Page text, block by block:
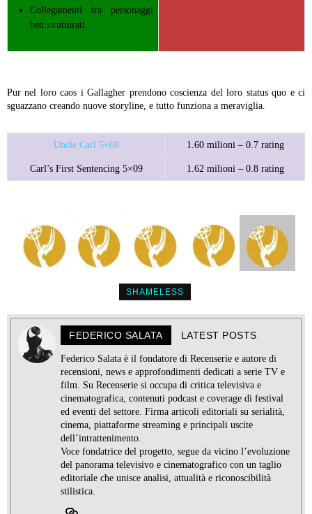
Collegamenti tra personaggi
ben strutturati
Pur nel loro caos i Gallagher prendono coscienza del loro status quo e ci
sguazzano creando nuove storyline, e tutto funziona a meraviglia.
Uncle Carl 5×08 1.60 milioni – 0.7 rating
Carl’s First Sentencing 5×09 1.62 milioni – 0.8 rating
SHAMELESS
FEDERICO SALATA LATEST POSTS
Federico Salata è il fondatore di Recenserie e autore di
recensioni, news e approfondimenti dedicati a serie TV e
film. Su Recenserie si occupa di critica televisiva e
cinematografica, contenuti podcast e coverage di festival
ed eventi del settore. Firma articoli editoriali su serialità,
cinema, piattaforme streaming e principali uscite
dell’intrattenimento.
Voce fondatrice del progetto, segue da vicino l’evoluzione
del panorama televisivo e cinematografico con un taglio
editoriale che unisce analisi, attualità e riconoscibilità
stilistica.